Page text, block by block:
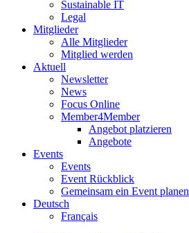
Sustainable IT
Legal
Mitglieder
Alle Mitglieder
Mitglied werden
Aktuell
Newsletter
News
Focus Online
Member4Member
Angebot platzieren
Angebote
Events
Events
Event Rückblick
Gemeinsam ein Event planen
Deutsch
Français